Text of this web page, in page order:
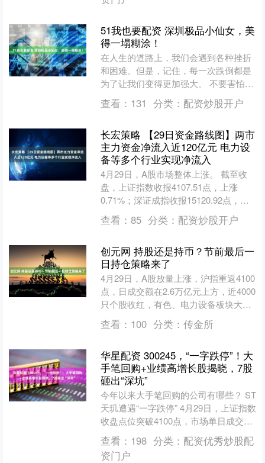
51我也要配资 深圳极品小仙女，美
得一塌糊涂！
在人生的道路上，我们会遇到各种挫折
和困难。但是，记住，每一次跌倒都是
为了让我们变得更加强大。 不要害怕失
败，因为失败是成功的垫脚石。每当你
失败一次，你就能为成功....
查看： 131 分类： 配资炒股开户
长宏策略 【29日资金路线图】两市
主力资金净流入近120亿元 电力设
备等多个行业实现净流入
4月29日，A股市场整体上涨。 截至收
盘，上证指数收报4107.51点，上涨
0.71%；深证成指收报15120.92点，上
涨1.96%；创业板指收报3687.1....
查看： 85 分类： 配资炒股开户
创元网 持股还是持币？节前最后一
日持仓策略来了
4月29日，A股放量上涨，沪指重返4100
点，日成交额在2.6万亿元上方，近4000
只个股收红，有色、电力设备板块大
涨。 受访人士表示，本轮市场走强，反
映出资金....
查看： 100 分类： 传金所
华星配资 300245，“一字跌停”！大
手笔回购+业绩高增长股揭晓，7股
砸出“深坑”
今年以来大手笔回购的公司有哪些？ ST
天玑遭遇“一字跌停” 4月29日，上证指数
收盘点位突破4100点，市场单日成交额
达到2.61万亿元。光模块龙头中际旭创
成交....
查看： 198 分类： 配资优秀炒股配
资门户